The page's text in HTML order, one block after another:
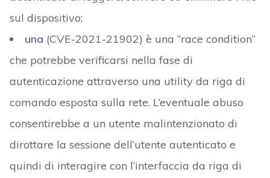
sul dispositivo;
una (CVE-2021-21902) è una “race condition”
che potrebbe verificarsi nella fase di
autenticazione attraverso una utility da riga di
comando esposta sulla rete. L’eventuale abuso
consentirebbe a un utente malintenzionato di
dirottare la sessione dell’utente autenticato e
quindi di interagire con l’interfaccia da riga di